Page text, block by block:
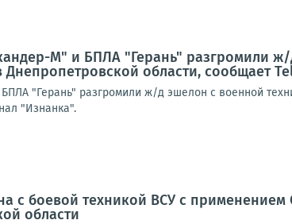
М" и БПЛА "Герань" разгромили
области, сообщает
"Герань" разгромили ж/д эшелон с военной
"Изнанка".
с боевой техникой ВСУ с
области